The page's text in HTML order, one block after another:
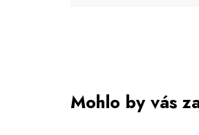
Mohlo by vás